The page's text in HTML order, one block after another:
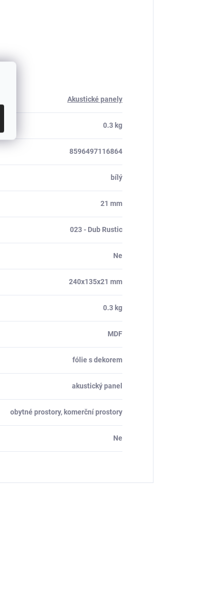
Akustické panely
0.3 kg
8596497116864
bílý
21 mm
023 - Dub Rustic
Ne
240x135x21 mm
0.3 kg
MDF
fólie s dekorem
akustický panel
obytné prostory, komerční prostory
Ne